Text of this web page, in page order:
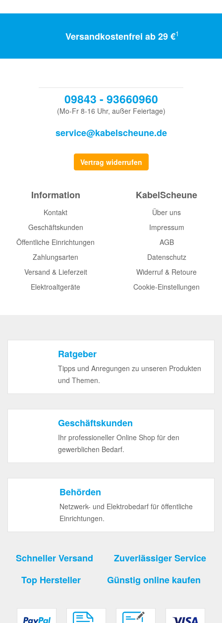
Versandkostenfrei ab 29 €1
09843 - 93660960
(Mo-Fr 8-16 Uhr, außer Feiertage)
service@kabelscheune.de
Vertrag widerrufen
Information
Kontakt
Geschäftskunden
Öffentliche Einrichtungen
Zahlungsarten
Versand & Lieferzeit
Elektroaltgeräte
KabelScheune
Über uns
Impressum
AGB
Datenschutz
Widerruf & Retoure
Cookie-Einstellungen
Ratgeber
Tipps und Anregungen zu unseren Produkten
und Themen.
Geschäftskunden
Ihr professioneller Online Shop für den
gewerblichen Bedarf.
Behörden
Netzwerk- und Elektrobedarf für öffentliche
Einrichtungen.
Schneller Versand
Zuverlässiger Service
Top Hersteller
Günstig online kaufen